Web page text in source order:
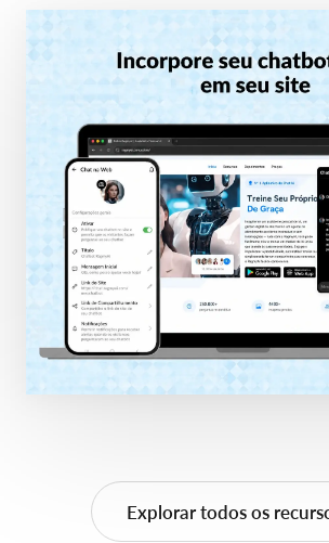
Veja como a incorporação funciona